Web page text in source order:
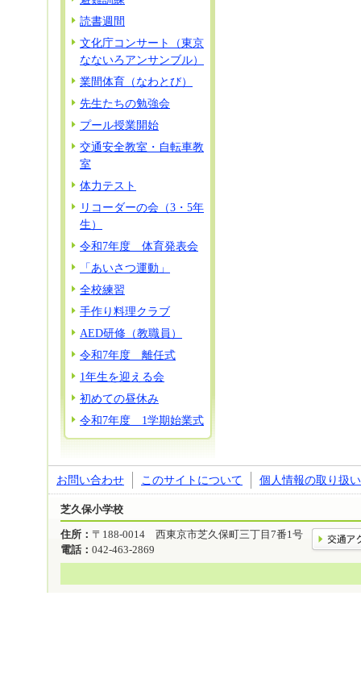
読書週間
文化庁コンサート（東京
なないろアンサンブル）
業間体育（なわとび）
先生たちの勉強会
プール授業開始
交通安全教室・自転車教
室
体力テスト
リコーダーの会（3・5年
生）
令和7年度 体育発表会
「あいさつ運動」
全校練習
手作り料理クラブ
AED研修（教職員）
令和7年度 離任式
1年生を迎える会
初めての昼休み
令和7年度 1学期始業式
お問い合わせ このサイトについて 個人情報の取り扱い
芝久保小学校
住所： 〒188-0014 西東京市芝久保町三丁目7番1号
電話： 042-463-2869